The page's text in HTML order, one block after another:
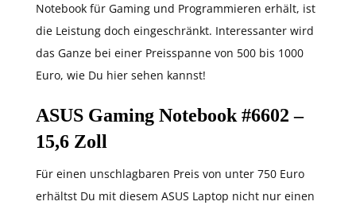
Notebook für Gaming und Programmieren erhält, ist
die Leistung doch eingeschränkt. Interessanter wird
das Ganze bei einer Preisspanne von 500 bis 1000
Euro, wie Du hier sehen kannst!
ASUS Gaming Notebook #6602 –
15,6 Zoll
Für einen unschlagbaren Preis von unter 750 Euro
erhältst Du mit diesem ASUS Laptop nicht nur einen